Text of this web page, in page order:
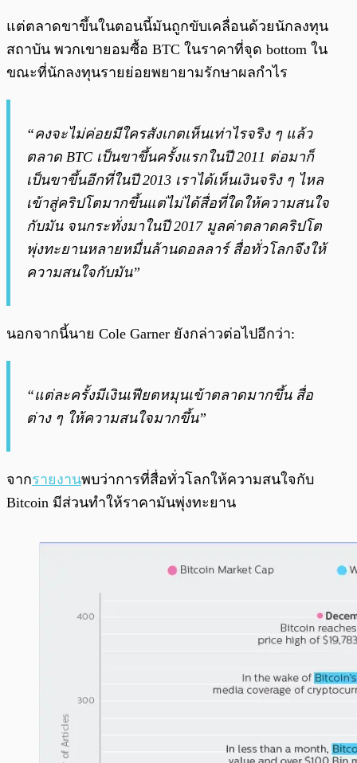
แต่ตลาดขาขึ้นในตอนนี้มันถูกขับเคลื่อนด้วยนักลงทุน
สถาบัน พวกเขายอมซื้อ BTC ในราคาที่จุด bottom ใน
ขณะที่นักลงทุนรายย่อยพยายามรักษาผลกำไร
“คงจะไม่ค่อยมีใครสังเกตเห็นเท่าไรจริง ๆ แล้ว
ตลาด BTC เป็นขาขึ้นครั้งแรกในปี 2011 ต่อมาก็
เป็นขาขึ้นอีกที่ในปี 2013 เราได้เห็นเงินจริง ๆ ไหล
เข้าสู่คริปโตมากขึ้นแต่ไม่ได้สื่อที่ใดให้ความสนใจ
กับมัน จนกระทั่งมาในปี 2017 มูลค่าตลาดคริปโต
พุ่งทะยานหลายหมื่นล้านดอลลาร์ สื่อทั่วโลกจึงให้
ความสนใจกับมัน”
นอกจากนี้นาย Cole Garner ยังกล่าวต่อไปอีกว่า:
“แต่ละครั้งมีเงินเฟียตหมุนเข้าตลาดมากขึ้น สื่อ
ต่าง ๆ ให้ความสนใจมากขึ้น”
จากรายงานพบว่าการที่สื่อทั่วโลกให้ความสนใจกับ
Bitcoin มีส่วนทำให้ราคามันพุ่งทะยาน